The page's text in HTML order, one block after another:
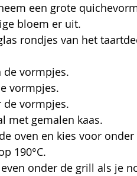
een grote
bloem er uit.
rondjes van het
de vormpjes.
vormpjes.
de vormpjes.
met gemalen kaas.
oven en kies voor
190°C.
onder de grill als je